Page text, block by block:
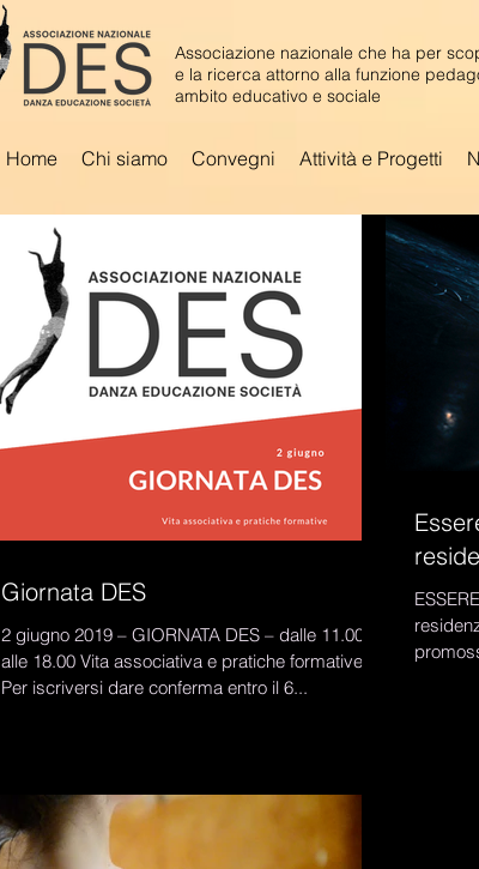
Associazione nazionale che ha per
e la ricerca attorno alla funzione
ambito educativo e sociale
Home Chi siamo Convegni Attività e Progetti
Giornata DES
2 giugno 2019 – GIORNATA DES – dalle 11.00
alle 18.00 Vita associativa e pratiche formative
Per iscriversi dare conferma entro il 6...